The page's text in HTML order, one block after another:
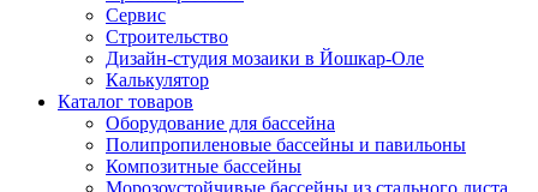
Сервис
Строительство
Дизайн-студия мозаики в Йошкар-Оле
Калькулятор
Каталог товаров
Оборудование для бассейна
Полипропиленовые бассейны и павильоны
Композитные бассейны
Морозоустойчивые бассейны из стального листа